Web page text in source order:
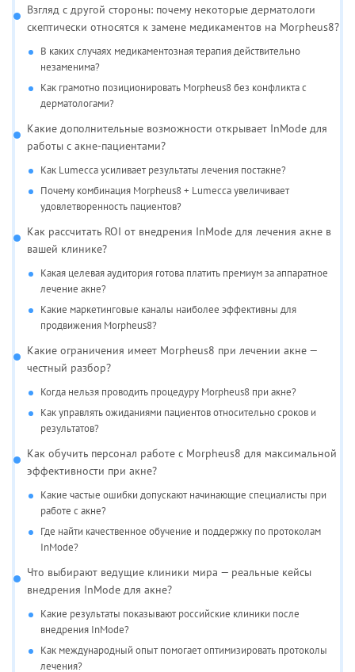
Взгляд с другой стороны: почему некоторые дерматологи
скептически относятся к замене медикаментов на Morpheus8?
В каких случаях медикаментозная терапия действительно
незаменима?
Как грамотно позиционировать Morpheus8 без конфликта с
дерматологами?
Какие дополнительные возможности открывает InMode для
работы с акне-пациентами?
Как Lumecca усиливает результаты лечения постакне?
Почему комбинация Morpheus8 + Lumecca увеличивает
удовлетворенность пациентов?
Как рассчитать ROI от внедрения InMode для лечения акне в
вашей клинике?
Какая целевая аудитория готова платить премиум за аппаратное
лечение акне?
Какие маркетинговые каналы наиболее эффективны для
продвижения Morpheus8?
Какие ограничения имеет Morpheus8 при лечении акне —
честный разбор?
Когда нельзя проводить процедуру Morpheus8 при акне?
Как управлять ожиданиями пациентов относительно сроков и
результатов?
Как обучить персонал работе с Morpheus8 для максимальной
эффективности при акне?
Какие частые ошибки допускают начинающие специалисты при
работе с акне?
Где найти качественное обучение и поддержку по протоколам
InMode?
Что выбирают ведущие клиники мира — реальные кейсы
внедрения InMode для акне?
Какие результаты показывают российские клиники после
внедрения InMode?
Как международный опыт помогает оптимизировать протоколы
лечения?